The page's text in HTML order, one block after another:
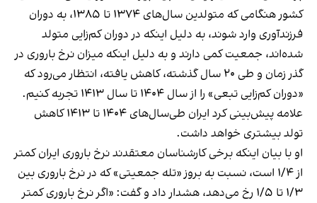
کشور هنگامی که متولدین سال‌های ۱۳۷۴ تا ۱۳۸۵، به دوران
فرزندآوری وارد شوند، به دلیل اینکه در دوران کم‌زایی متولد
شده‌اند، جمعیت کمی دارند و به دلیل اینکه میزان نرخ باروری در
گذر زمان و طی ۲۰ سال گذشته، کاهش یافته، انتظار می‌رود که
«دوران کم‌زایی تبعی» را از سال ۱۴۰۴ تا سال ۱۴۱۳ تجربه‌ کنیم.
علامه پیش‌بینی کرد ایران طی‌سال‌های ۱۴۰۴ تا ۱۴۱۳ کاهش
تولد بیشتری خواهد داشت.
او با بیان اینکه برخی کارشناسان معتقدند نرخ باروری ایران کمتر
از ۱/۴ است، نسبت به بروز «تله جمعیتی» که در نرخ باروری بین
۱/۳ تا ۱/۵ رخ می‌دهد، هشدار داد و گفت: «اگر نرخ باروری کمتر